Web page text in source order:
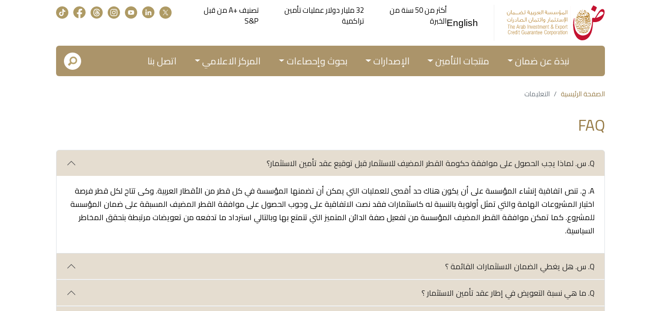
English
أكثر من 50 سنة من
الخبرة
32 مليار دولار عمليات تأمين
تراكمية
تصنيف +A من قبل
S&P
نبذة عن ضمان منتجات التأمين الإصدارات بحوث وإحصاءات المركز الاعلامي اتصل بنا
الصفحة الرئيسية التعليمات
FAQ
Q. س. لماذا يجب الحصول على موافقة حكومة القطر المضيف للاستثمار قبل توقيع عقد تأمين الاستثمار؟
A. ج. تنص اتفاقية إنشاء المؤسسة على أن يكون هناك حد أقصى للعمليات التي يمكن أن تضمنها المؤسسة في كل قطر من الأقطار العربية. وكى تتاح لكل قطر فرصة
اختيار المشروعات الهامة والتي تمثل أولوية بالنسبة له كاستثمارات فقد نصت الاتفاقية على وجوب الحصول على موافقة القطر المضيف المسبقة على ضمان المؤسسة
للمشروع. كما تمكن موافقة القطر المضيف المؤسسة من تفعيل صفة الدائن المتميز التي تتمتع بها وبالتالي استرداد ما تدفعه من تعويضات مرتبطة بتحقق المخاطر
السياسية.
Q. س. هل يغطي الضمان الاستثمارات القائمة ؟
Q. ما هي نسبة التعويض في إطار عقد تأمين الاستثمار ؟